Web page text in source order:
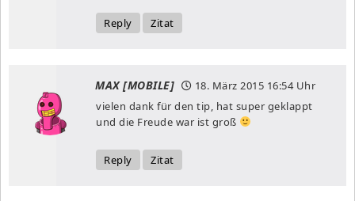
Reply Zitat
MAX [MOBILE] 18. März 2015 16:54 Uhr
vielen dank für den tip, hat super geklappt
und die Freude war ist groß
Reply Zitat